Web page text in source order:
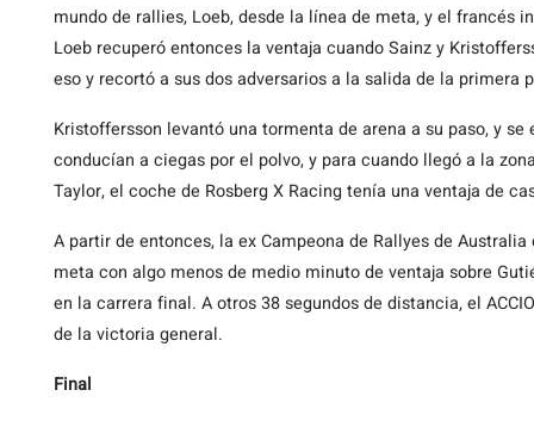
mundo de rallies, Loeb, desde la línea de meta, y el francés
Loeb recuperó entonces la ventaja cuando Sainz y
eso y recortó a sus dos adversarios a la salida de la primera
Kristoffersson levantó una tormenta de arena a su paso, y
conducían a ciegas por el polvo, y para cuando llegó a la
Taylor, el coche de Rosberg X Racing tenía una ventaja de
A partir de entonces, la ex Campeona de Rallyes de
meta con algo menos de medio minuto de ventaja sobre
en la carrera final. A otros 38 segundos de distancia, el
de la victoria general.
Final